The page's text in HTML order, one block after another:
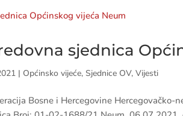
sjednica
| Općinsko vijeće,Sjednice OV,Vijesti
Bosne i Hercegovine Hercegovačko-